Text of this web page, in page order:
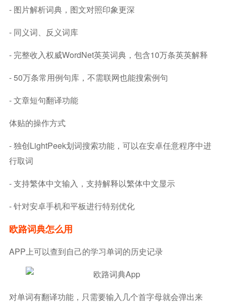
- 图片解析词典，图文对照印象更深
- 同义词、反义词库
- 完整收入权威WordNet英英词典，包含10万条英英解释
- 50万条常用例句库，不需联网也能搜索例句
- 文章短句翻译功能
体贴的操作方式
- 独创LightPeek划词搜索功能，可以在安卓任意程序中进
行取词
- 支持繁体中文输入，支持解释以繁体中文显示
- 针对安卓手机和平板进行特别优化
欧路词典怎么用
APP上可以查到自己的学习单词的历史记录
对单词有翻译功能，只需要输入几个首字母就会弹出来